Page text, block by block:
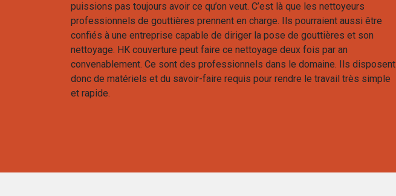
puissions pas toujours avoir ce qu’on veut. C’est là que les nettoyeurs
professionnels de gouttières prennent en charge. Ils pourraient aussi être
confiés à une entreprise capable de diriger la pose de gouttières et son
nettoyage. HK couverture peut faire ce nettoyage deux fois par an
convenablement. Ce sont des professionnels dans le domaine. Ils disposent
donc de matériels et du savoir-faire requis pour rendre le travail très simple
et rapide.